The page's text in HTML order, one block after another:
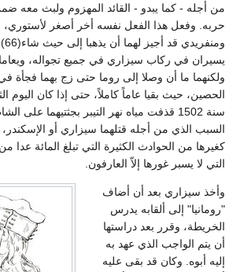
من أجله - كما يبدو - القائد المهزوم ولبث معه
حربه. وفعل هذا الفعل نفسه أخر أصغر لأستوري،
يسيران في ركاب سيزاري في جميع تجواله،
ولكنهما ما أن وصلا إلى روما حتى زج بهما فجأة
الحصين، حيث بقيا عاماً كاملاً، حتى إذا كان اليوم
سنة 1502 قذفت مياه نهر التيبر بجثتيهما
السبب الذي من أجله قتلهما سيزاري أو
كغيرها من الحوادث الكثيرة التي تبلغ المائة عدا
التي لا يسبر غورها إلاّ العارفون.
وأخذ سيزاري بعد أن أضاف
"رومانيا" إلى ألقابه يدرس
الخريطة، وقرر بعد دراستها
أن يتم الواجب الذي عهد به
إليه أبوه. وكان قد بقى عليه